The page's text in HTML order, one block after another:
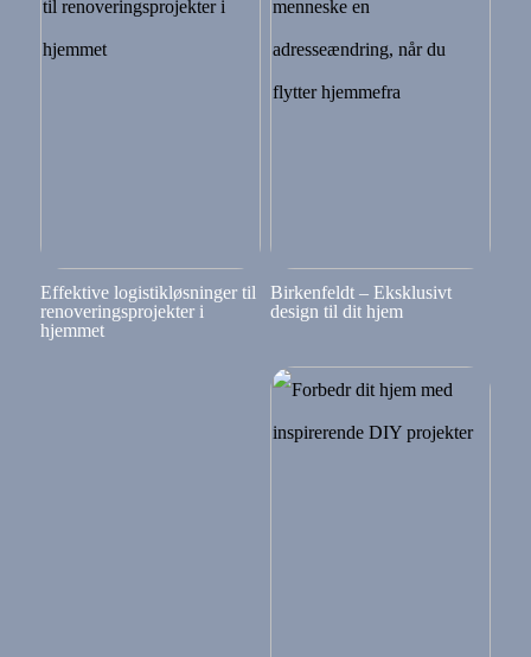
Effektive logistikløsninger til
renoveringsprojekter i
hjemmet
Birkenfeldt – Eksklusivt
design til dit hjem